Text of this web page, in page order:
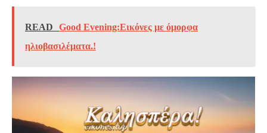
READ
Good Evening:Εικόνες με όμορφα
ηλιοβασιλέματα.!